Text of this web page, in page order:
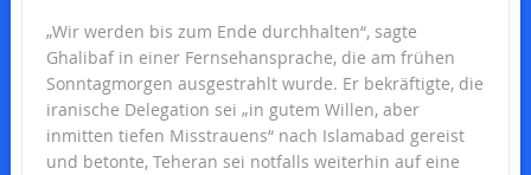
„Wir werden bis zum Ende durchhalten“, sagte
Ghalibaf in einer Fernsehansprache, die am frühen
Sonntagmorgen ausgestrahlt wurde. Er bekräftigte, die
iranische Delegation sei „in gutem Willen, aber
inmitten tiefen Misstrauens“ nach Islamabad gereist
und betonte, Teheran sei notfalls weiterhin auf eine